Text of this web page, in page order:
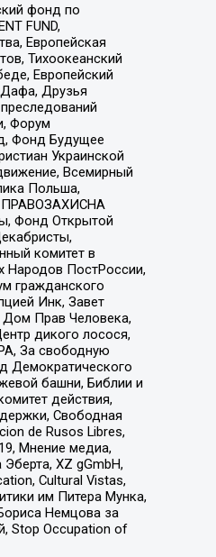
фонд по
FUND,
Европейская
Тихоокеанский
Европейский
Друзья
Форум
Фонд Будущее
Украинской
Всемирный
Польша,
ПРАВОЗАХИСНА
Фонд Открытой
комитет в
Народов ПостРоссии,
гражданского
Инк, Завет
Дом Прав Человека,
дикого лосося,
За свободную
Демократического
башни, Библии и
действия,
Свободная
de Rusos Libres,
Мнение медиа,
XZ gGmbH,
Cultural Vistas,
им Питера Мунка,
Немцова за
Stop Occupation of